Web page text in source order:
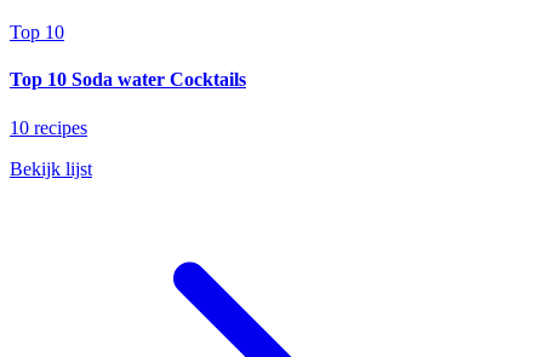
Top 10
Top 10 Soda water Cocktails
10 recipes
Bekijk lijst